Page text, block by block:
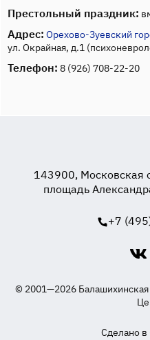
Престольный праздник:
Адрес: Орехово-Зуевский
ул. Окрайная, д.1
Телефон: 8 (926) 708-22-20
143900, Московская
площадь
+7
© 2001—2026 Балашихинская
Сделано в